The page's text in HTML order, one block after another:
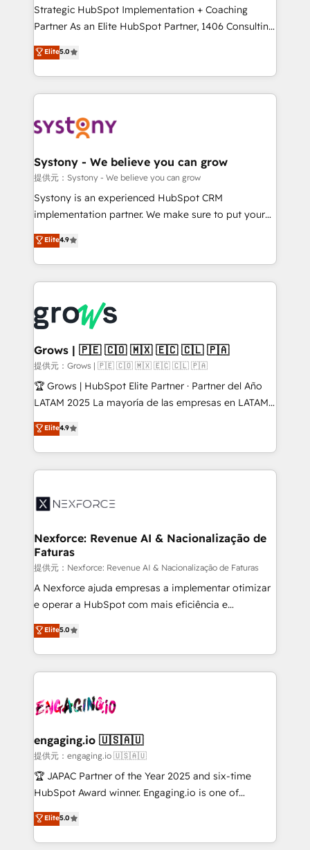
reach their full potential by providing transparent,
relationship-driven support. With over 300 HubSpot
technical know-how and strategic guidance you
need to succeed.
Strategic HubSpot Implementation + Coaching
Partner As an Elite HubSpot Partner, 1406 Consulting
helps mid-market revenue teams transform how
they sell, market, and serve. We don't just build your
HubSpot—we teach your team to own it, then stay
to help you keep winning. What We Do ⚙️ CRM
Data & Content 📈 Sales & Marketing Alignment +
Agent Creation 🔄 Custom Integrations & Data
Migration Why 1406 We become part of your team.
Your team learns while we build. We fix what others
broke. Built for mid-market reality—practical
constraints. By the Numbers 🏆 Top 1% of all
HubSpot partners 🔄 Top 5% globally in client
and sales ops at mid-market companies ready to
move beyond spreadsheets into unified systems
that drive real business results.
Elite5.0
Systony - We believe you can grow
提供元：Systony - We believe you can grow
Systony is an experienced HubSpot CRM
implementation partner. We make sure to put your
organization's needs and goals first and think along
with your organization. We are only satisfied once
you are too. Why Systony? - 20+ years of
experience with CRM, Marketing, Sales & Service
Own back-end developers - Complex data
migrations (e.g. Salesforce, MS Dynamics, Perfect
View, SuperOffice) - Custom integrations (e.g. MS
Business Central, Navision, AX, SAP, Exact, AFAS) We
focus on growing B2B companies in the SME sector
such as manufacturing, SaaS, business services and
partner, we know how important user adoption is.
That's why we have developed a step-by-step
technology and people with each other. Together we
strive for optimal customer processes and
Elite4.9
Grows | 🇵🇪 🇨🇴 🇲🇽 🇪🇨 🇨🇱 🇵🇦
提供元：Grows | 🇵🇪 🇨🇴 🇲🇽 🇪🇨 🇨🇱 🇵🇦
🏆 Grows | HubSpot Elite Partner · Partner del Año
LATAM 2025 La mayoría de las empresas en LATAM
no tienen un problema de herramientas. Tienen un
problema de orden. Equipos desalineados, datos
dispersos y procesos que dependen de personas
clave — no de sistemas. Eso frena el crecimiento,
⚙️ Grows ordena los procesos comerciales, alinea
de forma que genera resultados reales desde las
primeras semanas — no meses. 🤝 No entregamos
proyectos y nos vamos. Nos quedamos como
socios estratégicos, ayudando a sostener y escalar
lo que construimos juntos. Porque crecer sin orden
Operamos en Colombia, Perú, México, Ecuador,
Chile, Panamá, Bolivia, Argentina y República
B2B. ✅ Crece con orden. Crece con Grows.
Elite4.9
Nexforce: Revenue AI & Nacionalização de
Faturas
提供元：Nexforce: Revenue AI & Nacionalização de Faturas
A Nexforce ajuda empresas a implementar otimizar
e operar a HubSpot com mais eficiência e
previsibilidade de receita. Combinamos Revenue
Operations (RevOps) e Inteligência Artificial para
estruturar processos integrar sistemas organizar
dados e automatizar operações. O objetivo é
operacional de receita conectando equipes
Também somos distribuidores oficiais da HubSpot
e de mais de 150 softwares globais permitindo
contratar e pagar a HubSpot em reais com nota
fiscal no Brasil e gerar economia de até 50% na
Oferecemos ainda agentes de IA especializados em
HubSpot que automatizam tarefas executam rotinas
Elite5.0
engaging.io 🇺🇸🇦🇺
提供元：engaging.io 🇺🇸🇦🇺
🏆 JAPAC Partner of the Year 2025 and six-time
HubSpot Award winner. Engaging.io is one of
HubSpot’s most experienced Agency Partners
globally, delivering complex HubSpot
implementations for 16+ years. With 700+ projects
Elite5.0